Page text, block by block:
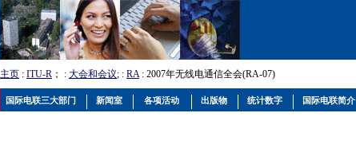
主页 : ITU-R ； : 大会和会议; : RA: 2007年无线电通信全会(RA-07)
国际电联三大部门 新闻室 各项活动 出版物 统计数字 国际电联简介